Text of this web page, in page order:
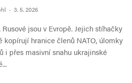
· 3. 5. 2026
jsou v Evropě. Jejich stíhačky
kopírují hranice členů NATO, úlomky
i přes masivní snahu ukrajinské